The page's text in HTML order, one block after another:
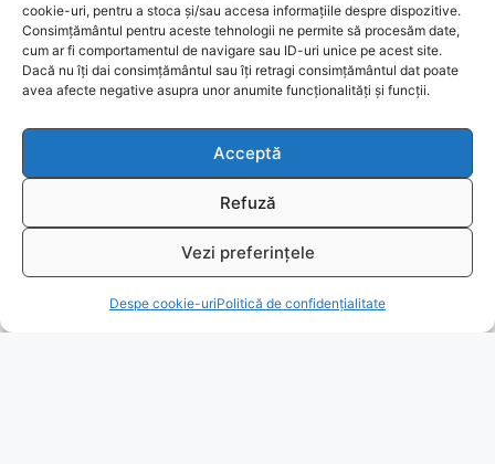
cookie-uri, pentru a stoca și/sau accesa informațiile despre dispozitive.
Consimțământul pentru aceste tehnologii ne permite să procesăm date,
cum ar fi comportamentul de navigare sau ID-uri unice pe acest site.
Dacă nu îți dai consimțământul sau îți retragi consimțământul dat poate
avea afecte negative asupra unor anumite funcționalități și funcții.
Acceptă
Refuză
Vezi preferințele
Despe cookie-uriPolitică de confidențialitate
Politicia de confidențialitate
Livrare și plată
Reclamatii si retur